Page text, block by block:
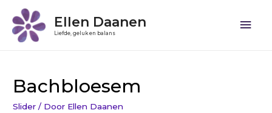
Ellen Daanen
Liefde, geluk en balans
Bachbloesem
Slider / Door Ellen Daanen